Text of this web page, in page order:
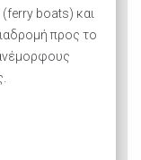
(ferry boats) και
προς το